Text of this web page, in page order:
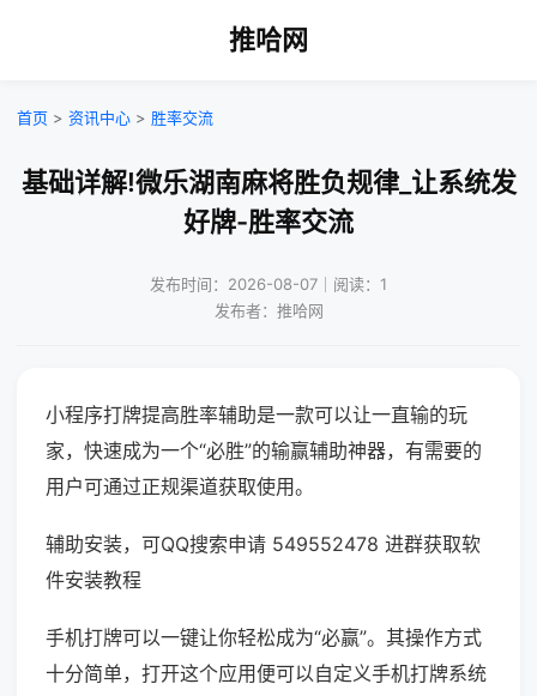
推哈网
首页 > 资讯中心 > 胜率交流
基础详解!微乐湖南麻将胜负规律_让系统发
好牌-胜率交流
发布时间：2026-08-07｜阅读：1
发布者：推哈网
小程序打牌提高胜率辅助是一款可以让一直输的玩
家，快速成为一个“必胜”的输赢辅助神器，有需要的
用户可通过正规渠道获取使用。
辅助安装，可QQ搜索申请 549552478 进群获取软
件安装教程
手机打牌可以一键让你轻松成为“必赢”。其操作方式
十分简单，打开这个应用便可以自定义手机打牌系统